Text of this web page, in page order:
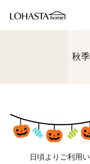
秋
日頃よりご利用